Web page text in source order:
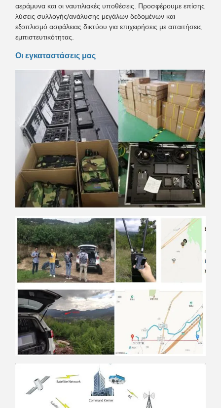
αεράμυνα και οι ναυτιλιακές υποθέσεις. Προσφέρουμε επίσης
λύσεις συλλογής/ανάλυσης μεγάλων δεδομένων και
εξοπλισμό ασφάλειας δικτύου για επιχειρήσεις με απαιτήσεις
εμπιστευτικότητας.
Οι εγκαταστάσεις μας